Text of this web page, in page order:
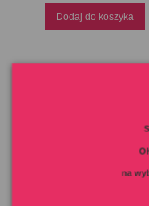
Dodaj do koszyka
na